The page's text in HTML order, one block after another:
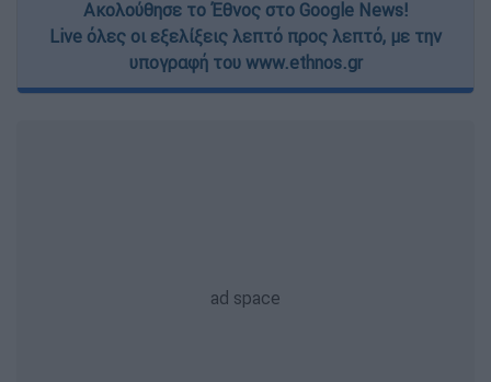
Ακολούθησε το Έθνος στο Google News!
Live όλες οι εξελίξεις λεπτό προς λεπτό, με την
υπογραφή του www.ethnos.gr